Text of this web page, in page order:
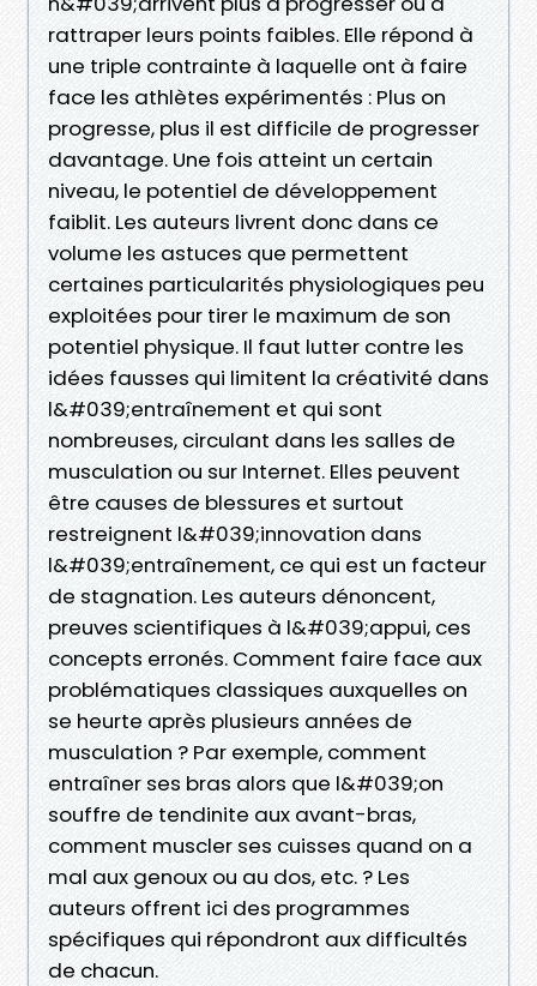
rattraper leurs points faibles. Elle répond à
une triple contrainte à laquelle ont à faire
face les athlètes expérimentés : Plus on
progresse, plus il est difficile de progresser
davantage. Une fois atteint un certain
niveau, le potentiel de développement
faiblit. Les auteurs livrent donc dans ce
volume les astuces que permettent
certaines particularités physiologiques peu
exploitées pour tirer le maximum de son
potentiel physique. Il faut lutter contre les
idées fausses qui limitent la créativité dans
l&#039;entraînement et qui sont
nombreuses, circulant dans les salles de
musculation ou sur Internet. Elles peuvent
être causes de blessures et surtout
restreignent l&#039;innovation dans
l&#039;entraînement, ce qui est un facteur
de stagnation. Les auteurs dénoncent,
preuves scientifiques à l&#039;appui, ces
concepts erronés. Comment faire face aux
problématiques classiques auxquelles on
se heurte après plusieurs années de
musculation ? Par exemple, comment
entraîner ses bras alors que l&#039;on
souffre de tendinite aux avant-bras,
comment muscler ses cuisses quand on a
mal aux genoux ou au dos, etc. ? Les
auteurs offrent ici des programmes
spécifiques qui répondront aux difficultés
de chacun.